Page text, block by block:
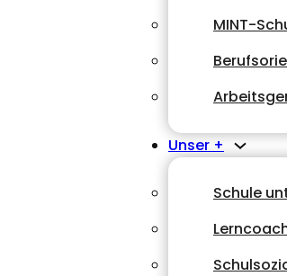
MINT-
Unser +
Schule